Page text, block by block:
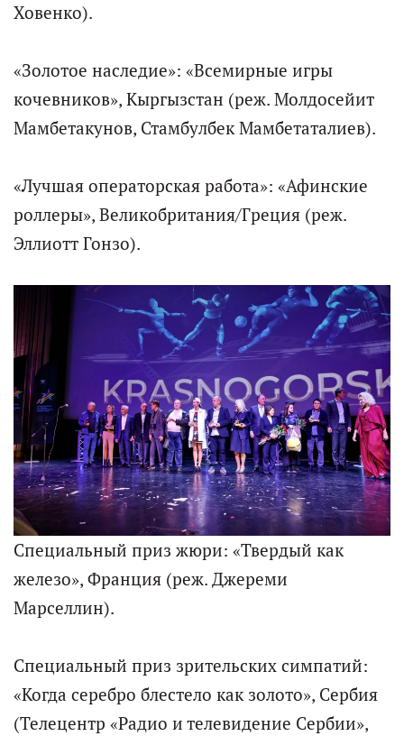
Ховенко).
«Золотое наследие»: «Всемирные игры
кочевников», Кыргызстан (реж. Молдосейит
Мамбетакунов, Стамбулбек Мамбетаталиев).
«Лучшая операторская работа»: «Афинские
роллеры», Великобритания/Греция (реж.
Эллиотт Гонзо).
Специальный приз жюри: «Твердый как
железо», Франция (реж. Джереми
Марселлин).
Специальный приз зрительских симпатий:
«Когда серебро блестело как золото», Сербия
(Телецентр «Радио и телевидение Сербии»,